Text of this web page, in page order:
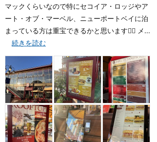
マックくらいなので特にセコイア・ロッジやア
ート・オブ・マーベル、ニューポートベイに泊
まっている方は重宝できるかと思います🙆‍♀️ メ...
続きを読む